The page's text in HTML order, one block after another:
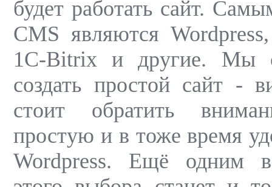
будет работать сайт.
CMS являются
1C-Bitrix и другие. Мы
создать простой сайт -
стоит обратить
простую и в тоже время
Wordpress. Ещё одним